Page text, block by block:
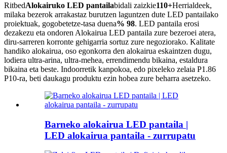
RitbedAlokairuko LED pantailabidali zaizkie110+Herrialdeek,
milaka bezerok arrakastaz burutzen laguntzen dute LED pantailako
proiektuak, gogobetetze-tasa duena% 98. LED pantaila erosi
dezakezu eta ondoren Alokairua LED pantaila zure bezeroei atera,
diru-sarreren korronte gehigarria sortuz zure negoziorako. Kalitate
handiko alokairua, oso egonkorra den alokairua eskaintzen dugu,
lodiera ultra-arina, ultra-mehea, errendimendu bikaina, estaldura
bikaina eta beste. Indoorretik kanpokoa, edo pixeleko zelaia P1.86
P10-ra, beti daukagu ​​produktu ezin hobea zure beharra asetzeko.
Barneko alokairua LED pantaila |
LED alokairua pantaila - zurrupatu